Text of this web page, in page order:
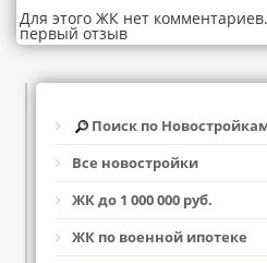
Для этого ЖК нет
первый отзыв
Поиск по
Все новостройки
ЖК до 1 000 000 руб.
ЖК по военной ипотеке